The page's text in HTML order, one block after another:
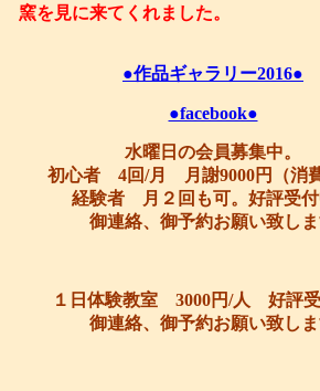
窯を見に来てくれま
●作品ギャラリー2016●
●facebook●
水曜日の会員募集中。
初心者 4回/月 月謝9000円（消
経験者 月２回も可。好評受
御連絡、御予約お願い致し
１日体験教室 3000円/人 好評
御連絡、御予約お願い致し